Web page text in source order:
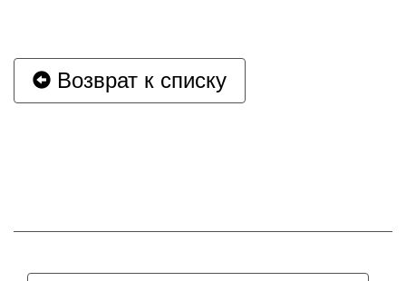
Возврат к списку